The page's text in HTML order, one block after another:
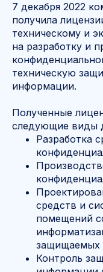
7 декабря 2022
получила
техническому и
на разработку и
техническую
информации.
Полученные
следующие виды
Разработка
средств и
помещений
защищаемых
Контроль